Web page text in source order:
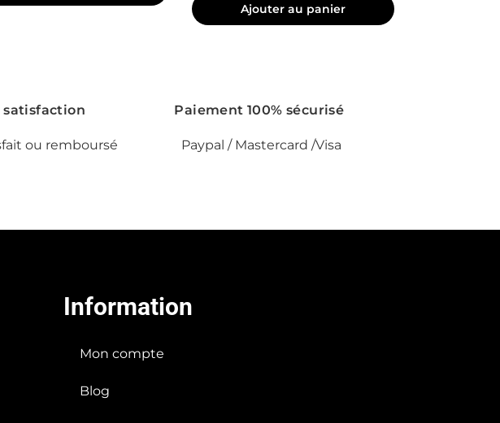
Ajouter au panier
satisfaction
ou remboursé
Paiement 100% sécurisé
Paypal / Mastercard /Visa
Information
Mon compte
Blog